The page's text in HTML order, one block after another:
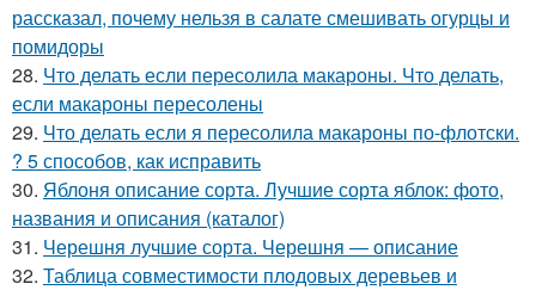
рассказал, почему нельзя в салате смешивать огурцы и
помидоры
28. Что делать если пересолила макароны. Что делать,
если макароны пересолены
29. Что делать если я пересолила макароны по-флотски.
? 5 способов, как исправить
30. Яблоня описание сорта. Лучшие сорта яблок: фото,
названия и описания (каталог)
31. Черешня лучшие сорта. Черешня — описание
32. Таблица совместимости плодовых деревьев и